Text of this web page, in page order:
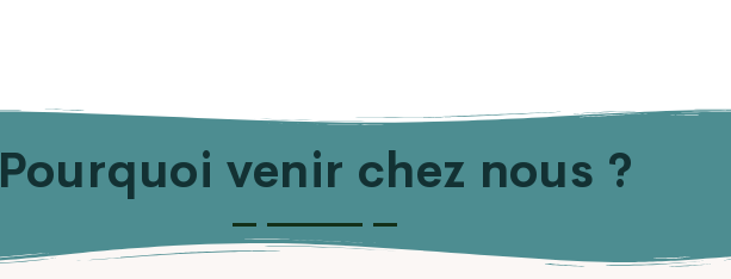
Pourquoi venir chez nous ?